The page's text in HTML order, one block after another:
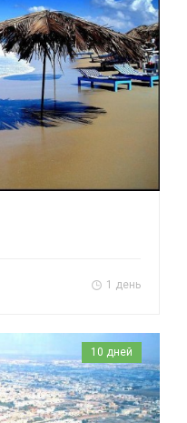
1 день
10 дней